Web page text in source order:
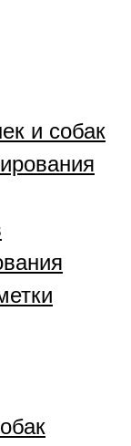
и собак